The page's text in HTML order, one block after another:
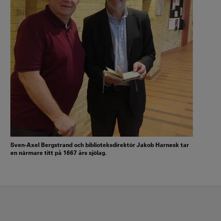
Sven-Axel Bergstrand och biblioteksdirektör Jakob Harnesk tar
en närmare titt på 1667 års sjölag.